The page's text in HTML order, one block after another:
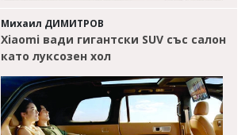
Михаил ДИМИТРОВ
Xiaomi вади гигантски SUV със салон
като луксозен хол